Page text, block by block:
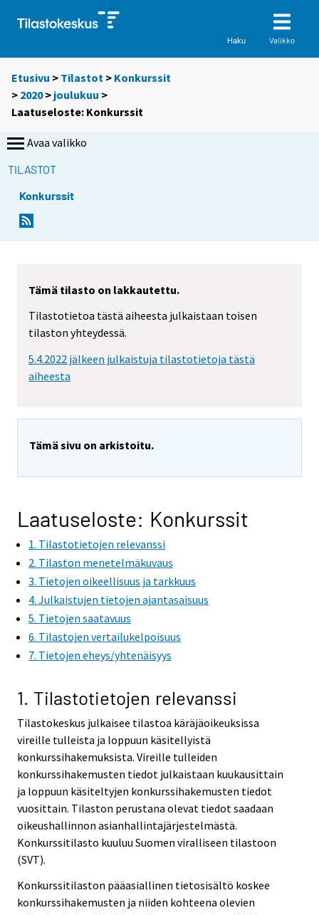
Haku Valikko
Etusivu > Tilastot > Konkurssit
> 2020> joulukuu >
Laatuseloste: Konkurssit
Avaa valikko
TILASTOT
Konkurssit
Tämä tilasto on lakkautettu.
Tilastotietoa tästä aiheesta julkaistaan toisen
tilaston yhteydessä.
5.4.2022 jälkeen julkaistuja tilastotietoja tästä
aiheesta
Tämä sivu on arkistoitu.
Laatuseloste: Konkurssit
1. Tilastotietojen relevanssi
2. Tilaston menetelmäkuvaus
3. Tietojen oikeellisuus ja tarkkuus
4. Julkaistujen tietojen ajantasaisuus
5. Tietojen saatavuus
6. Tilastojen vertailukelpoisuus
7. Tietojen eheys/yhtenäisyys
1. Tilastotietojen relevanssi
Tilastokeskus julkaisee tilastoa käräjäoikeuksissa
vireille tulleista ja loppuun käsitellyistä
konkurssihakemuksista. Vireille tulleiden
konkurssihakemusten tiedot julkaistaan kuukausittain
ja loppuun käsiteltyjen konkurssihakemusten tiedot
vuosittain. Tilaston perustana olevat tiedot saadaan
oikeushallinnon asianhallintajärjestelmästä.
Konkurssitilasto kuuluu Suomen viralliseen tilastoon
(SVT).
Konkurssitilaston pääasiallinen tietosisältö koskee
konkurssihakemusten ja niiden kohteena olevien